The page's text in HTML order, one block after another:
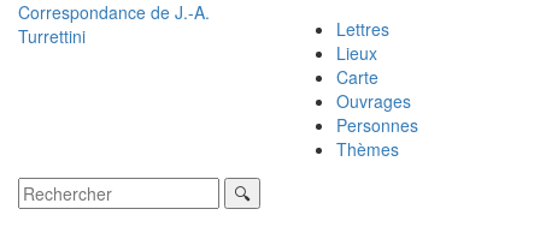
Correspondance de J.-A.
Turrettini
Lettres
Lieux
Carte
Ouvrages
Personnes
Thèmes